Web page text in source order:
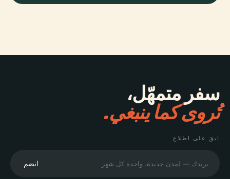
سفر متمهّل،
تُروى كما ينبغي.
ابقَ على اطلاع
انضم